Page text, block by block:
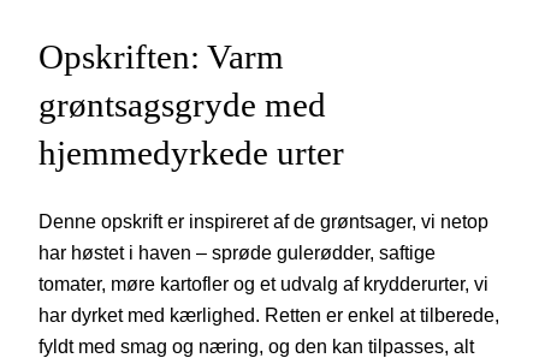
Opskriften: Varm
grøntsagsgryde med
hjemmedyrkede urter
Denne opskrift er inspireret af de grøntsager, vi netop
har høstet i haven – sprøde gulerødder, saftige
tomater, møre kartofler og et udvalg af krydderurter, vi
har dyrket med kærlighed. Retten er enkel at tilberede,
fyldt med smag og næring, og den kan tilpasses, alt